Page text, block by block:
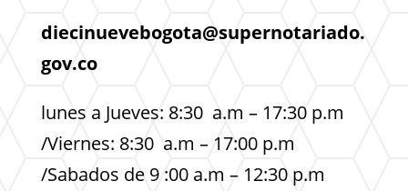
diecinuevebogota@supernotariado.
gov.co
lunes a Jueves: 8:30 a.m – 17:30 p.m
/Viernes: 8:30 a.m – 17:00 p.m
/Sabados de 9 :00 a.m – 12:30 p.m